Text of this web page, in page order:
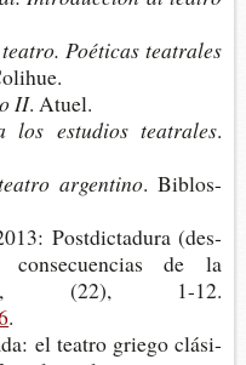
Poé­ti­cas tea­tra­les
II. Atuel.
los estu­dios teatrales.
argentino. Biblos-​
Post­dic­ta­du­ra (des­
de la
, (22), 1-12.
.
el tea­tro grie­go clá­si­